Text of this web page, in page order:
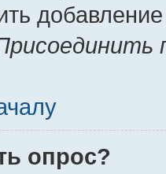
опрос?